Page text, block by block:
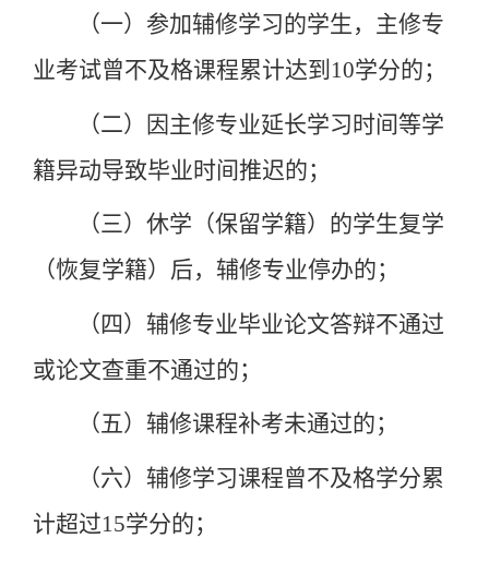
（一）参加辅修学习的学生，主修专
业考试曾不及格课程累计达到 10学分的；
（二）因主修专业延长学习时间等学
籍异动导致毕业时间推迟的；
（三）休学（保留学籍）的学生复学
（恢复学籍）后，辅修专业停办的；
（四）辅修专业毕业论文答辩不通过
或论文查重不通过的；
（五）辅修课程补考未通过的；
（六）辅修学习课程曾不及格学分累
计超过15学分的；